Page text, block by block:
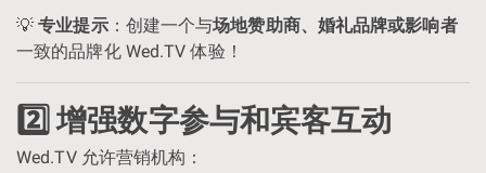
💡专业提示：创建一个与场地赞助商、婚礼品牌或影响者
一致的品牌化 Wed.TV 体验！
2️⃣ 增强数字参与和宾客互动
Wed.TV 允许营销机构：